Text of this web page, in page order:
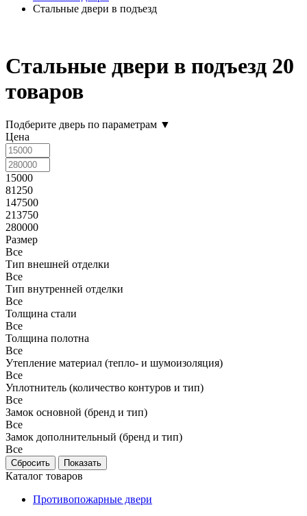
Стальные двери в подъезд
Стальные двери в подъезд 20
товаров
Подберите дверь по параметрам ▼
Цена
15000
81250
147500
213750
280000
Размер
Все
Тип внешней отделки
Все
Тип внутренней отделки
Все
Толщина стали
Все
Толщина полотна
Все
Утепление материал (тепло- и шумоизоляция)
Все
Уплотнитель (количество контуров и тип)
Все
Замок основной (бренд и тип)
Все
Замок дополнительный (бренд и тип)
Все
Каталог товаров
Противопожарные двери